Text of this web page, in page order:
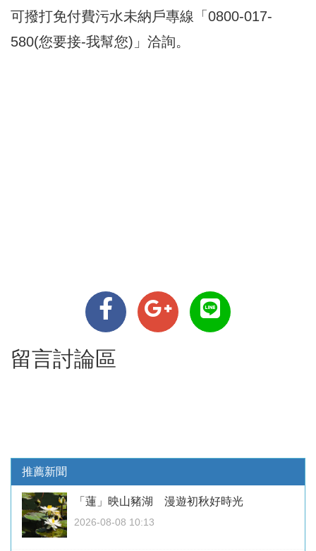
可撥打免付費污水未納戶專線「0800-017-
580(您要接-我幫您)」洽詢。
留言討論區
推薦新聞
「蓮」映山豬湖 漫遊初秋好時光
2026-08-08 10:13